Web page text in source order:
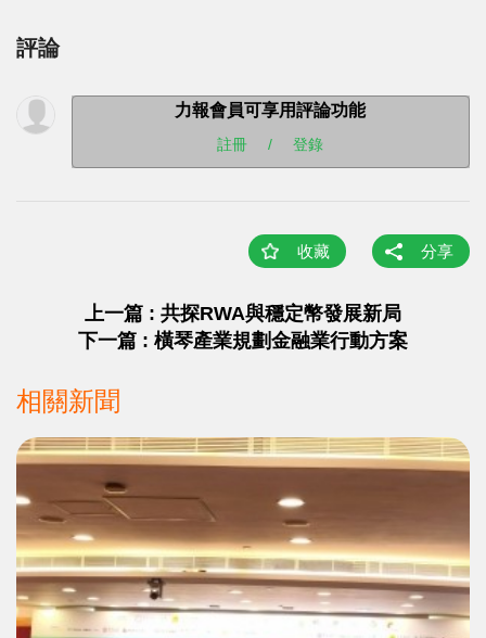
評論
力報會員可享用評論功能
註冊 / 登錄
收藏 分享
上一篇 : 共探RWA與穩定幣發展新局
下一篇 : 橫琴產業規劃金融業行動方案
相關新聞